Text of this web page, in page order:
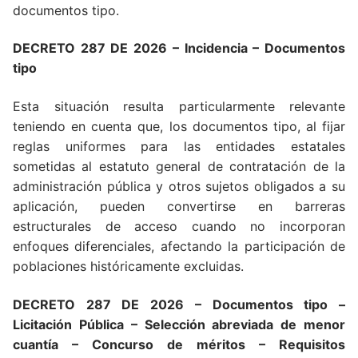
documentos tipo.
DECRETO 287 DE 2026 – Incidencia – Documentos
tipo
Esta situación resulta particularmente relevante
teniendo en cuenta que, los documentos tipo, al fijar
reglas uniformes para las entidades estatales
sometidas al estatuto general de contratación de la
administración pública y otros sujetos obligados a su
aplicación, pueden convertirse en barreras
estructurales de acceso cuando no incorporan
enfoques diferenciales, afectando la participación de
poblaciones históricamente excluidas.
DECRETO 287 DE 2026 – Documentos tipo –
Licitación Pública – Selección abreviada de menor
cuantía – Concurso de méritos – Requisitos